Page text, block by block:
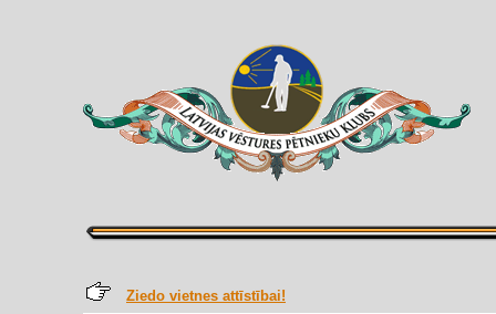
Ziedo vietnes attīstībai!